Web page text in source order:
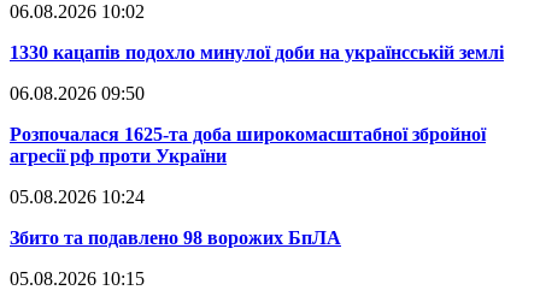
06.08.2026 10:02
​1330 кацапів подохло минулої доби на українсській землі
06.08.2026 09:50
​Розпочалася 1625-та доба широкомасштабної збройної
агресії рф проти України
05.08.2026 10:24
​Збито та подавлено 98 ворожих БпЛА
05.08.2026 10:15